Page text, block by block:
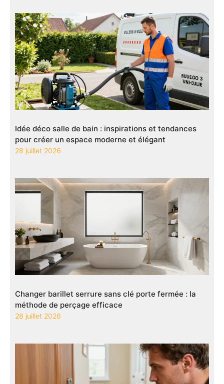
Idée déco salle de bain : inspirations et tendances
pour créer un espace moderne et élégant
28 juillet 2026
Changer barillet serrure sans clé porte fermée : la
méthode de perçage efficace
28 juillet 2026